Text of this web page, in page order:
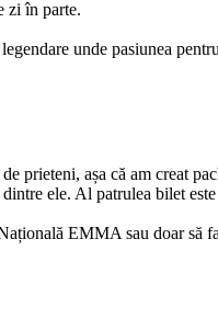
zi în parte.
unde pasiunea
prieteni, așa că am creat
ele. Al patrulea bilet
EMMA sau doar să